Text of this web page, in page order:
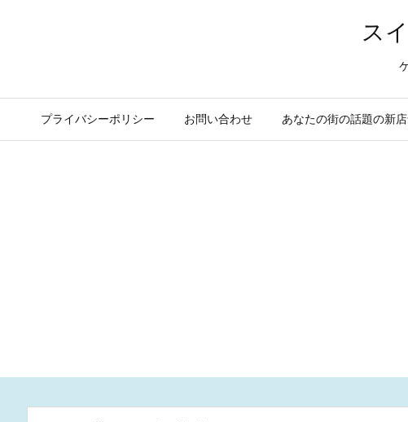
ス
プライバシーポリシー お問い合わせ あなたの街の話題の新店